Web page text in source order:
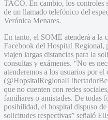
TACO. En cambio, los controles
de un llamado telefónico del
Verónica Menares.
En tanto, el SOME atenderá a la
Facebook del Hospital Regional,
viajen largas distancias para la
consultas y exámenes. “No es
atenderemos a los usuarios por el
que no cuenten con redes
familiares o amistades. De todas
posibilidad, el hospital dispuso
solicitudes respectivas” señaló